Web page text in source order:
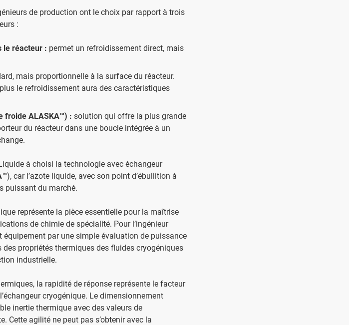
de production ont le choix par rapport à trois
:
le réacteur : permet un refroidissement direct, mais
mais proportionnelle à la surface du réacteur.
le refroidissement aura des caractéristiques
froide ALASKA™) : solution qui offre la plus grande
du réacteur dans une boucle intégrée à un
à choisi la technologie avec échangeur
), car l’azote liquide, avec son point d’ébullition à
puissant du marché.
représente la pièce essentielle pour la maîtrise
de chimie de spécialité. Pour l’ingénieur
équipement par une simple évaluation de puissance
propriétés thermiques des fluides cryogéniques
industrielle.
la rapidité de réponse représente le facteur
cryogénique. Le dimensionnement
inertie thermique avec des valeurs de
Cette agilité ne peut pas s’obtenir avec la